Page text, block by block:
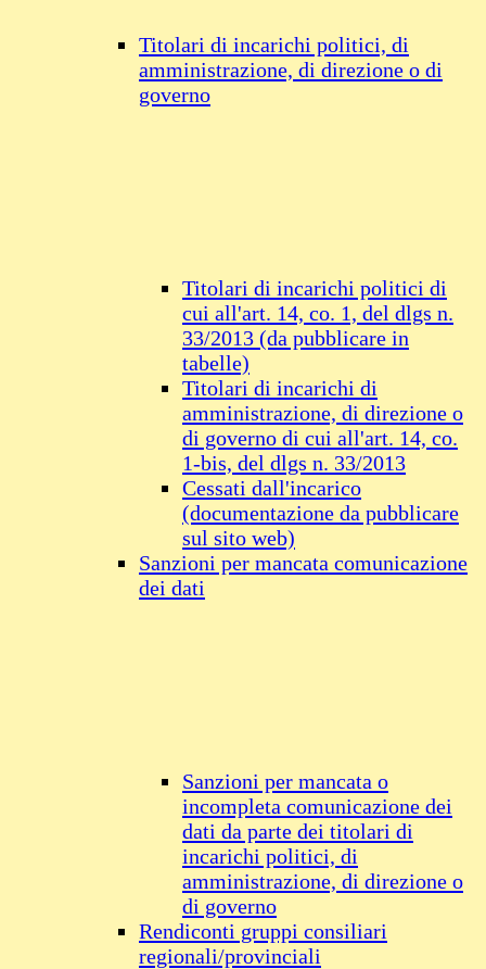
Titolari di incarichi politici, di
amministrazione, di direzione o di
governo
Titolari di incarichi politici di
cui all'art. 14, co. 1, del dlgs n.
33/2013 (da pubblicare in
tabelle)
Titolari di incarichi di
amministrazione, di direzione o
di governo di cui all'art. 14, co.
1-bis, del dlgs n. 33/2013
Cessati dall'incarico
(documentazione da pubblicare
sul sito web)
Sanzioni per mancata comunicazione
dei dati
Sanzioni per mancata o
incompleta comunicazione dei
dati da parte dei titolari di
incarichi politici, di
amministrazione, di direzione o
di governo
Rendiconti gruppi consiliari
regionali/provinciali